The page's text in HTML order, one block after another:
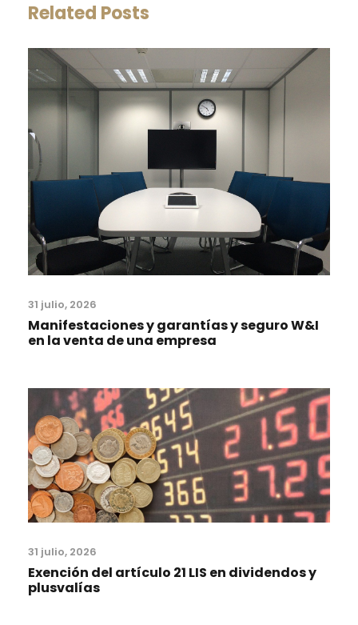
Related Posts
31 julio, 2026
Manifestaciones y garantías y seguro W&I
en la venta de una empresa
31 julio, 2026
Exención del artículo 21 LIS en dividendos y
plusvalías